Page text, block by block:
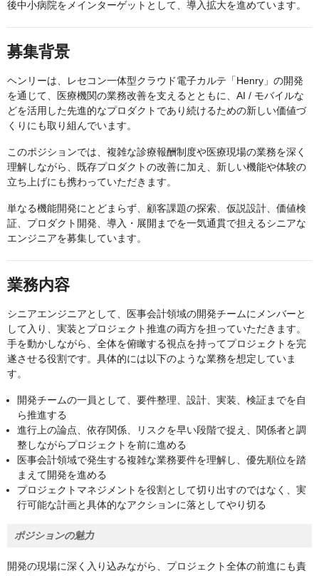
後中小病院をメインターゲットとして、導入拡大を進めています。
募集背景
ヘンリーは、レセコン一体型クラウド電子カルテ「Henry」の開発
を通じて、医療機関の業務改善を支えるとともに、AI / モバイルな
どを活用した先進的なプロダクトであり続けるための新しい価値づ
くりにも取り組んでいます。
このポジションでは、複雑な診療報酬制度や医療現場の業務を深く
理解しながら、既存プロダクトの改善に加え、新しい機能や体験の
立ち上げにも携わっていただきます。
単なる機能開発にとどまらず、顧客課題の探索、仮説設計、価値検
証、プロダクト開発、導入・展開までを一気通貫で担えるシニアな
エンジニアを募集しています。
業務内容
シニアエンジニアとして、医事会計領域の開発チームにメンバーと
して入り、実装とプロジェクト推進の両方を担っていただきます。
手を動かしながら、全体を俯瞰する視点を持ってプロジェクトを完
遂させる役割です。具体的には以下のような業務を想定していま
す。
開発チームの一員として、要件整理、設計、実装、検証までを自
ら推進する
進行上の論点、依存関係、リスクを早い段階で捉え、関係者と調
整しながらプロジェクトを前に進める
医事会計領域で発生する複雑な業務要件を理解し、優先順位を踏
まえて開発を進める
プロジェクトマネジメントを役割として切り出すのではなく、実
行可能な計画と具体的なアクションに落としてやり切る
ポジションの魅力
開発の現場に深く入り込みながら、プロジェクト全体の前進にも責